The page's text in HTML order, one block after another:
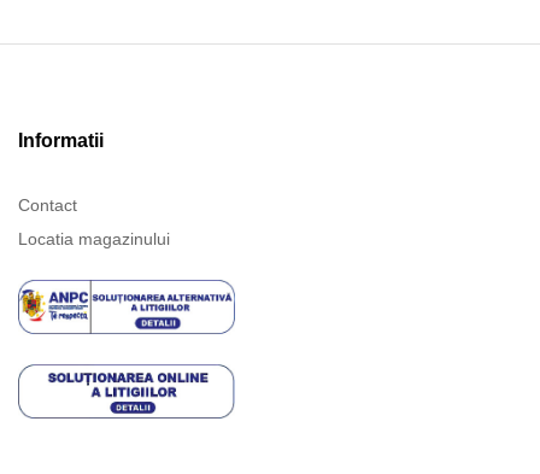
Informatii
Contact
Locatia magazinului